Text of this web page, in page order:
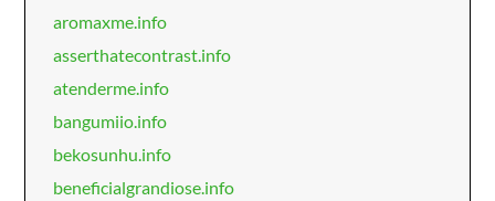
aromaxme.info
asserthatecontrast.info
atenderme.info
bangumiio.info
bekosunhu.info
beneficialgrandiose.info